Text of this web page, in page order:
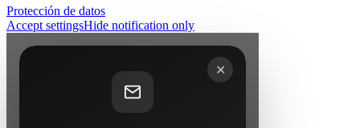
Protección de datos
Accept settingsHide notification only
✕